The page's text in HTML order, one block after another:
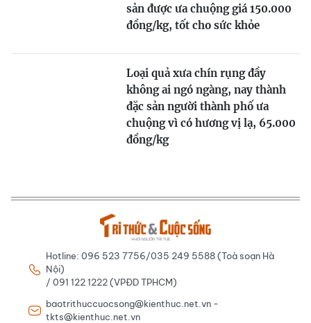
sản được ưa chuộng giá 150.000
đồng/kg, tốt cho sức khỏe
Loại quả xưa chín rụng đầy
không ai ngó ngàng, nay thành
đặc sản người thành phố ưa
chuộng vì có hương vị lạ, 65.000
đồng/kg
Hotline: 096 523 7756/035 249 5588 (Toà soạn Hà
Nội)
/ 091 122 1222 (VPĐD TPHCM)
baotrithuccuocsong@kienthuc.net.vn -
tkts@kienthuc.net.vn